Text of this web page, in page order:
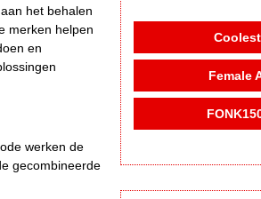
het behalen
merken helpen
en
werken de
gecombineerde
Female